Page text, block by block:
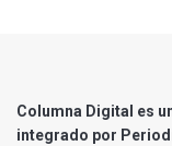
Columna Digital es
integrado por